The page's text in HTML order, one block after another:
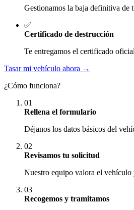
Gestionamos la baja definitiva de
✅
Certificado de destrucción
Te entregamos el certificado
Tasar mi vehículo ahora →
¿Cómo funciona?
01
Rellena el formulario
Déjanos los datos básicos del
02
Revisamos tu solicitud
Nuestro equipo valora el vehículo
03
Recogemos y tramitamos